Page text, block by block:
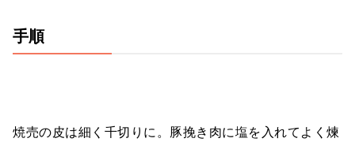
手順
焼売の皮は細く千切りに。豚挽き肉に塩を入れてよく煉